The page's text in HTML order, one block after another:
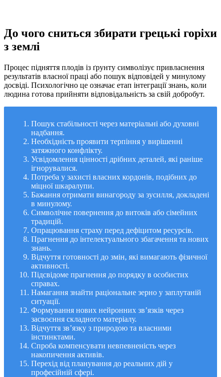
До чого сниться збирати грецькі горіхи
з землі
Процес підняття плодів із ґрунту символізує привласнення
результатів власної праці або пошук відповідей у минулому
досвіді. Психологічно це означає етап інтеграції знань, коли
людина готова прийняти відповідальність за свій добробут.
Пошук стабільності через матеріальні або духовні
надбання.
Необхідність проявити терпіння у вирішенні
затяжного конфлікту.
Усвідомлення цінності дрібних деталей, які раніше
ігнорувалися.
Потреба у захисті власних кордонів, подібних до
міцної шкаралупи.
Бажання отримати винагороду за зусилля, докладені
в минулому.
Символічне повернення до витоків або сімейних
традицій.
Опрацювання страху перед дефіцитом ресурсів.
Прагнення до інтелектуального збагачення та нових
знань.
Відчуття готовності до змін, які вимагають фізичної
активності.
Підсвідоме прагнення до порядку в особистих
справах.
Намагання знайти раціональне зерно у заплутаній
ситуації.
Формування нових нейронних зв’язків через
засвоєння складного матеріалу.
Відчуття зв’язку з природою та власними
інстинктами.
Спроба компенсувати невпевненість через
накопичення активів.
Перехід від планування до реальних дій у
професійній сфері.